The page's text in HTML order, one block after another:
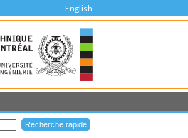
English